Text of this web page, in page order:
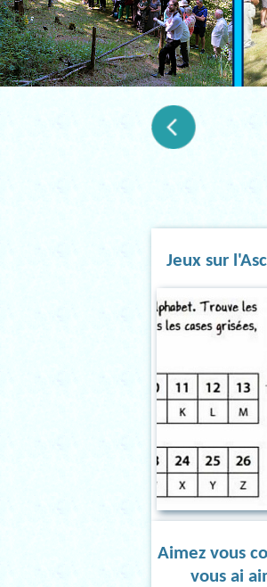
Jeux sur
Aimez vous
vous ai